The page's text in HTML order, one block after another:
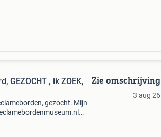
, ik ZOEK,
gezocht. Mijn
Zie omschrijving
3 aug 26